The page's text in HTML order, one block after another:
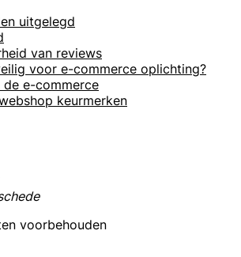
uitgelegd
van reviews
voor e-commerce oplichting?
e-commerce
keurmerken
voorbehouden